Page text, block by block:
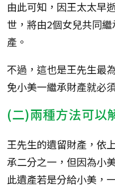
由此可知，因王太太早
世，將由2個女兒共同
產。
不過，這也是王先生最
免小美一繼承財產就必
(二)兩種方法可以
王先生的遺留財產，依
承二分之一，但因為小
此遺產若是分給小美，